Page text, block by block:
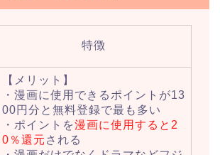
特徴
【メリット】
・漫画に使用できるポイントが13
00円分と無料登録で最も多い
・ポイントを漫画に使用すると2
0％還元 される